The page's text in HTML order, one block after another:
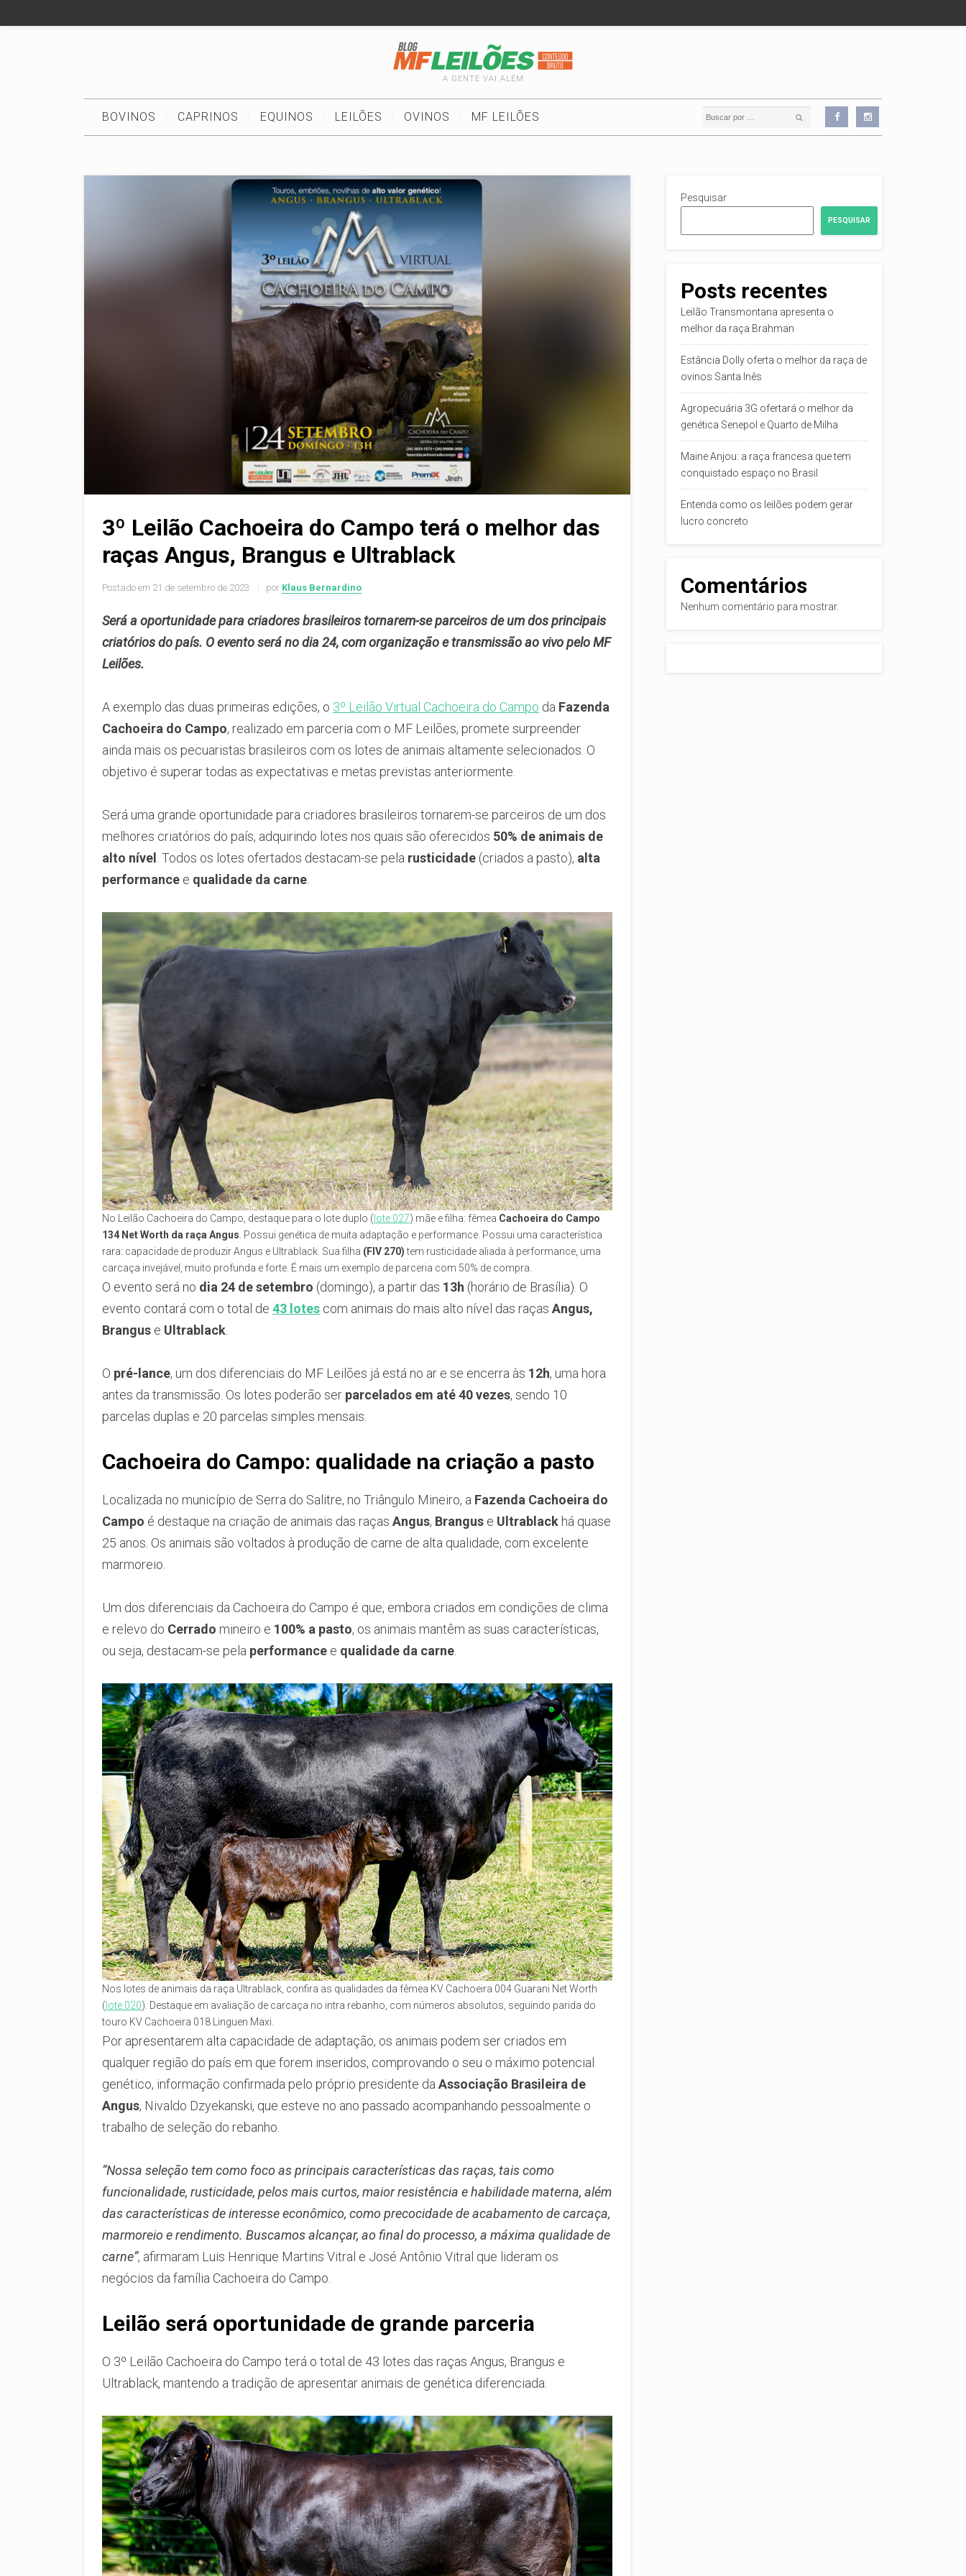
A GENTE VAI ALÉM
BOVINOS CAPRINOS EQUINOS LEILÕES OVINOS MF LEILÕES
3º Leilão Cachoeira do Campo terá o melhor das
raças Angus, Brangus e Ultrablack
Postado em 21 de setembro de 2023 por Klaus Bernardino
Será a oportunidade para criadores brasileiros tornarem-se parceiros de um dos principais
criatórios do país. O evento será no dia 24, com organização e transmissão ao vivo pelo MF
Leilões.
A exemplo das duas primeiras edições, o 3º Leilão Virtual Cachoeira do Campo da Fazenda
Cachoeira do Campo, realizado em parceria com o MF Leilões, promete surpreender
ainda mais os pecuaristas brasileiros com os lotes de animais altamente selecionados. O
objetivo é superar todas as expectativas e metas previstas anteriormente.
Será uma grande oportunidade para criadores brasileiros tornarem-se parceiros de um dos
melhores criatórios do país, adquirindo lotes nos quais são oferecidos 50% de animais de
alto nível . Todos os lotes ofertados destacam-se pela rusticidade (criados a pasto), alta
performance e qualidade da carne.
No Leilão Cachoeira do Campo, destaque para o lote duplo ( lote 027) mãe e filha: fêmea Cachoeira do Campo
134 Net Worth da raça Angus . Possui genética de muita adaptação e performance. Possui uma característica
rara: capacidade de produzir Angus e Ultrablack. Sua filha (FIV 270)tem rusticidade aliada à performance, uma
carcaça invejável, muito profunda e forte. É mais um exemplo de parceria com 50% de compra.
O evento será no dia 24 de setembro (domingo), a partir das 13h (horário de Brasília). O
evento contará com o total de 43 lotes com animais do mais alto nível das raças Angus,
Brangus e Ultrablack
O pré-lance, um dos diferenciais do MF Leilões já está no ar e se encerra às 12h, uma hora
antes da transmissão. Os lotes poderão ser parcelados em até 40 vezes, sendo 10
parcelas duplas e 20 parcelas simples mensais.
Cachoeira do Campo: qualidade na criação a pasto
Localizada no município de Serra do Salitre, no Triângulo Mineiro, a Fazenda Cachoeira do
Campo é destaque na criação de animais das raças Angus, Brangus e Ultrablack há quase
25 anos. Os animais são voltados à produção de carne de alta qualidade, com excelente
marmoreio.
Um dos diferenciais da Cachoeira do Campo é que, embora criados em condições de clima
e relevo do Cerrado mineiro e 100% a pasto, os animais mantêm as suas características,
ou seja, destacam-se pela performance e qualidade da carne
Nos lotes de animais da raça Ultrablack, confira as qualidades da fêmea KV Cachoeira 004 Guarani Net Worth
( lote 020). Destaque em avaliação de carcaça no intra rebanho, com números absolutos, seguindo parida do
touro KV Cachoeira 018 Linguen Maxi.
Por apresentarem alta capacidade de adaptação, os animais podem ser criados em
qualquer região do país em que forem inseridos, comprovando o seu o máximo potencial
genético, informação confirmada pelo próprio presidente da Associação Brasileira de
Angus, Nivaldo Dzyekanski, que esteve no ano passado acompanhando pessoalmente o
trabalho de seleção do rebanho.
“Nossa seleção tem como foco as principais características das raças, tais como
funcionalidade, rusticidade, pelos mais curtos, maior resistência e habilidade materna, além
das características de interesse econômico, como precocidade de acabamento de carcaça,
marmoreio e rendimento. Buscamos alcançar, ao final do processo, a máxima qualidade de
carne”, afirmaram Luis Henrique Martins Vitral e José Antônio Vitral que lideram os
negócios da família Cachoeira do Campo.
Leilão será oportunidade de grande parceria
O 3º Leilão Cachoeira do Campo terá o total de 43 lotes das raças Angus, Brangus e
Ultrablack, mantendo a tradição de apresentar animais de genética diferenciada.
Pesquisar
PESQUISAR
Posts recentes
Leilão Transmontana apresenta o
melhor da raça Brahman
Estância Dolly oferta o melhor da raça de
ovinos Santa Inês
Agropecuária 3G ofertará o melhor da
genética Senepol e Quarto de Milha
Maine Anjou: a raça francesa que tem
conquistado espaço no Brasil
Entenda como os leilões podem gerar
lucro concreto
Comentários
Nenhum comentário para mostrar.